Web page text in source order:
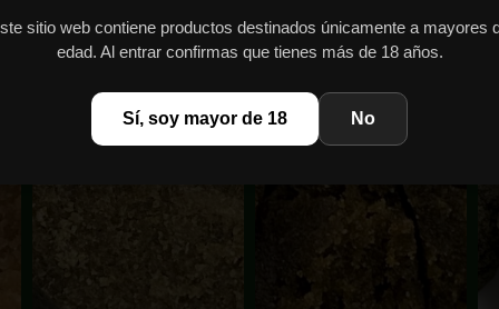
sitio web contiene productos destinados únicamente a mayores
edad. Al entrar confirmas que tienes más de 18 años.
Sí, soy mayor de 18 No